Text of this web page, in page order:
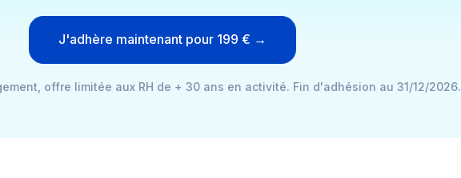
J'adhère maintenant pour 199 € →
offre limitée aux RH de + 30 ans en activité. Fin d'adhésion au 31/12/2026.